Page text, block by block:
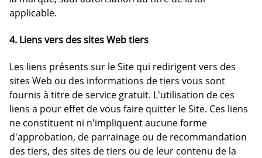
applicable.
4. Liens vers des sites Web tiers
Les liens présents sur le Site qui redirigent vers des
sites Web ou des informations de tiers vous sont
fournis à titre de service gratuit. L'utilisation de ces
liens a pour effet de vous faire quitter le Site. Ces liens
ne constituent ni n'impliquent aucune forme
d'approbation, de parrainage ou de recommandation
des tiers, des sites de tiers ou de leur contenu de la